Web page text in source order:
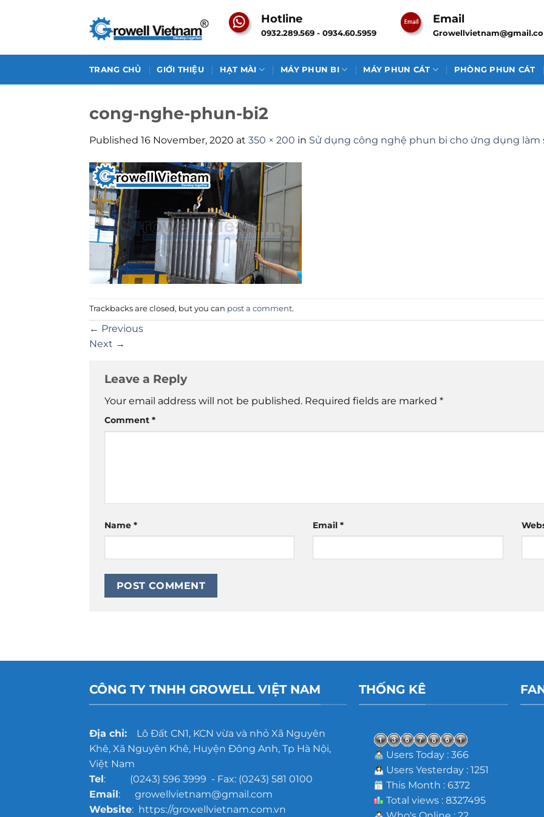
Hotline
0932.289.569 - 0934.60.5959
Email
TRANG CHỦ GIỚI THIỆU HẠT MÀI MÁY PHUN BI MÁY PHUN CÁT PHÒNG PHUN CÁT
cong-nghe-phun-bi2
Published 16 November, 2020 at 350 × 200 in Sử dụng công nghệ phun bi cho ứng dụng làm
Trackbacks are closed, but you can post a comment.
← Previous
Next →
Leave a Reply
Your email address will not be published. Required fields are marked *
Comment *
Name * Email*
CÔNG TY TNHH GROWELL VIỆT NAM
Địa chỉ:Lô Đất CN1, KCN vừa và nhỏ Xã Nguyên
Khê, Xã Nguyên Khê, Huyện Đông Anh, Tp Hà Nội,
Việt Nam
Tel: (0243) 596 3999 - Fax: (0243) 581 0100
Email: growellvietnam@gmail.com
Website: https://growellvietnam.com.vn
THỐNG KÊ
Users Today : 366
Users Yesterday : 1251
This Month : 6372
Total views : 8327495